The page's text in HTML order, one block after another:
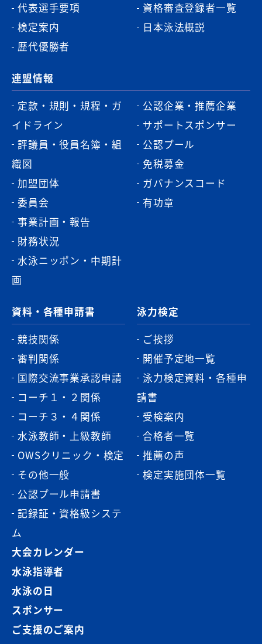
代表選手要項
検定案内
歴代優勝者
資格審査登録者一覧
日本泳法概説
連盟情報
定款・規則・規程・ガ
イドライン
評議員・役員名簿・組
織図
加盟団体
委員会
事業計画・報告
財務状況
水泳ニッポン・中期計
画
公認企業・推薦企業
サポートスポンサー
公認プール
免税募金
ガバナンスコード
有功章
資料・各種申請書
競技関係
審判関係
国際交流事業承認申請
コーチ１・２関係
コーチ３・４関係
水泳教師・上級教師
OWSクリニック・検定
その他一般
公認プール申請書
記録証・資格級システ
ム
泳力検定
ご挨拶
開催予定地一覧
泳力検定資料・各種申
請書
受検案内
合格者一覧
推薦の声
検定実施団体一覧
大会カレンダー
水泳指導者
水泳の日
スポンサー
ご支援のご案内